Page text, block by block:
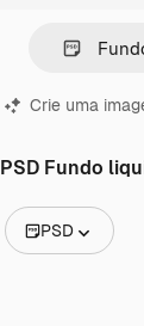
Crie uma
PSD Fundo
PSD